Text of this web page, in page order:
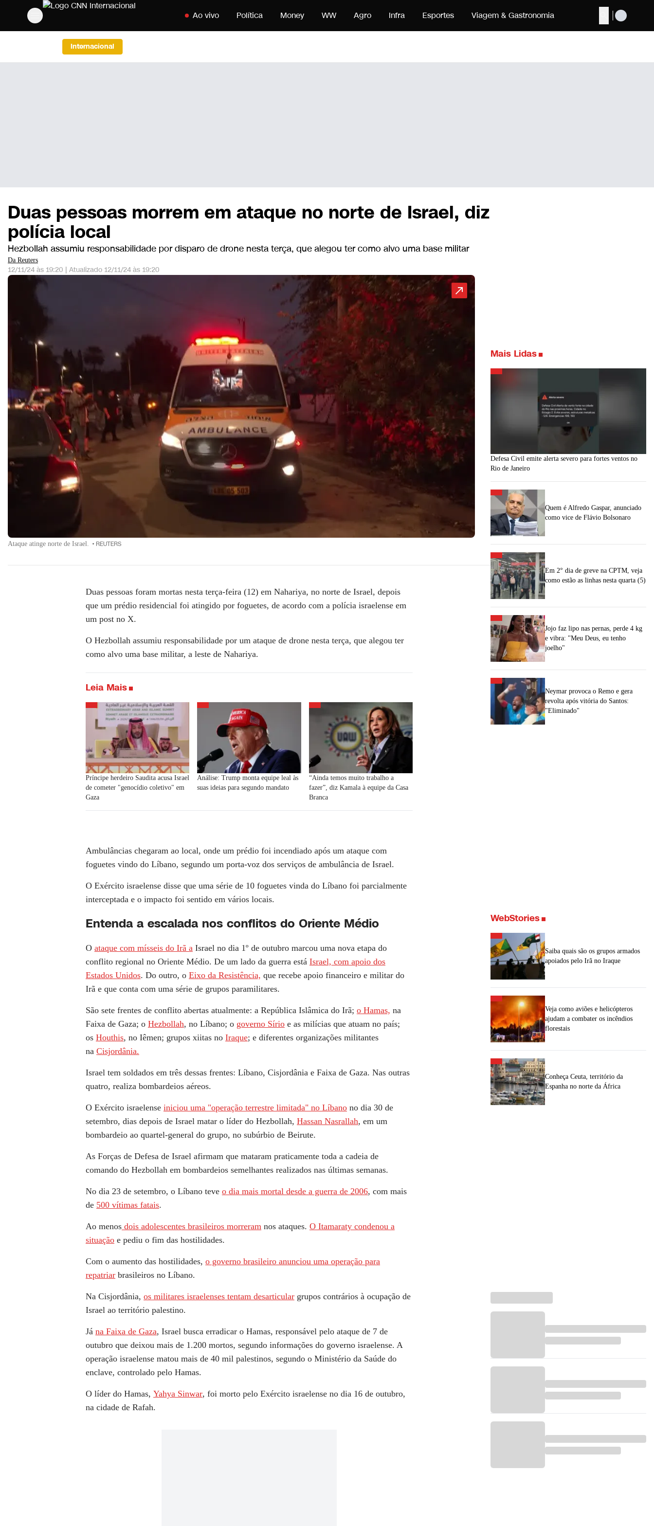
Buscar
Pular para o conteúdo
Ao vivo Política Money WW Agro Infra Esportes Viagem & Gastronomia
Internacional
Duas pessoas morrem em ataque no norte de Israel, diz
polícia local
Hezbollah assumiu responsabilidade por disparo de drone nesta terça, que alegou ter como alvo uma base militar
Da Reuters
12/11/24 às 19:20 | Atualizado 12/11/24 às 19:20
Ataque atinge norte de Israel. • REUTERS
Duas pessoas foram mortas nesta terça-feira (12) em Nahariya, no norte de Israel, depois
que um prédio residencial foi atingido por foguetes, de acordo com a polícia israelense em
um post no X.
O Hezbollah assumiu responsabilidade por um ataque de drone nesta terça, que alegou ter
como alvo uma base militar, a leste de Nahariya.
Leia Mais
Príncipe herdeiro Saudita acusa Israel
de cometer "genocídio coletivo" em
Gaza
Análise: Trump monta equipe leal às
suas ideias para segundo mandato
“Ainda temos muito trabalho a
fazer”, diz Kamala à equipe da Casa
Branca
Ambulâncias chegaram ao local, onde um prédio foi incendiado após um ataque com
foguetes vindo do Líbano, segundo um porta-voz dos serviços de ambulância de Israel.
O Exército israelense disse que uma série de 10 foguetes vinda do Líbano foi parcialmente
interceptada e o impacto foi sentido em vários locais.
Entenda a escalada nos conflitos do Oriente Médio
O ataque com mísseis do Irã a Israel no dia 1º de outubro marcou uma nova etapa do
conflito regional no Oriente Médio. De um lado da guerra está Israel, com apoio dos
Estados Unidos. Do outro, o Eixo da Resistência, que recebe apoio financeiro e militar do
Irã e que conta com uma série de grupos paramilitares.
São sete frentes de conflito abertas atualmente: a República Islâmica do Irã; o Hamas, na
Faixa de Gaza; o Hezbollah, no Líbano; o governo Sírio e as milícias que atuam no país;
os Houthis, no Iêmen; grupos xiitas no Iraque; e diferentes organizações militantes
na Cisjordânia.
Israel tem soldados em três dessas frentes: Líbano, Cisjordânia e Faixa de Gaza. Nas outras
quatro, realiza bombardeios aéreos.
O Exército israelense iniciou uma "operação terrestre limitada" no Líbano no dia 30 de
setembro, dias depois de Israel matar o líder do Hezbollah, Hassan Nasrallah, em um
bombardeio ao quartel-general do grupo, no subúrbio de Beirute.
As Forças de Defesa de Israel afirmam que mataram praticamente toda a cadeia de
comando do Hezbollah em bombardeios semelhantes realizados nas últimas semanas.
No dia 23 de setembro, o Líbano teve o dia mais mortal desde a guerra de 2006, com mais
de 500 vítimas fatais.
Ao menos dois adolescentes brasileiros morreram nos ataques. O Itamaraty condenou a
situação e pediu o fim das hostilidades.
Com o aumento das hostilidades, o governo brasileiro anunciou uma operação para
repatriar brasileiros no Líbano.
Na Cisjordânia, os militares israelenses tentam desarticular grupos contrários à ocupação de
Israel ao território palestino.
Já na Faixa de Gaza, Israel busca erradicar o Hamas, responsável pelo ataque de 7 de
outubro que deixou mais de 1.200 mortos, segundo informações do governo israelense. A
operação israelense matou mais de 40 mil palestinos, segundo o Ministério da Saúde do
enclave, controlado pelo Hamas.
O líder do Hamas, Yahya Sinwar, foi morto pelo Exército israelense no dia 16 de outubro,
na cidade de Rafah.
Mais Lidas
Defesa Civil emite alerta severo para fortes ventos no
Rio de Janeiro
Quem é Alfredo Gaspar, anunciado
como vice de Flávio Bolsonaro
Em 2° dia de greve na CPTM, veja
como estão as linhas nesta quarta (5)
Jojo faz lipo nas pernas, perde 4 kg
e vibra: "Meu Deus, eu tenho
joelho"
Neymar provoca o Remo e gera
revolta após vitória do Santos:
"Eliminado"
WebStories
Saiba quais são os grupos armados
apoiados pelo Irã no Iraque
Veja como aviões e helicópteros
ajudam a combater os incêndios
florestais
Conheça Ceuta, território da
Espanha no norte da África